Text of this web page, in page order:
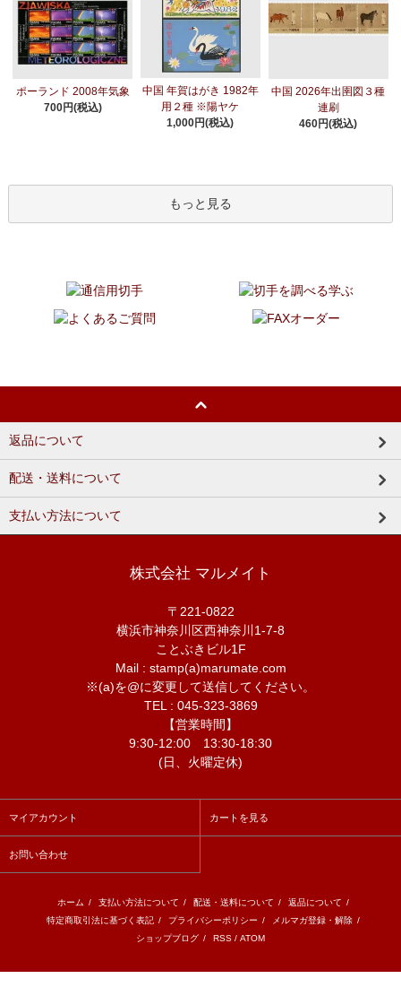
ポーランド 2008年気象
700円(税込)
中国 年賀はがき 1982年
用２種 ※陽ヤケ
1,000円(税込)
中国 2026年出圉図３種
連刷
460円(税込)
もっと見る
返品について
配送・送料について
支払い方法について
株式会社 マルメイト
〒221-0822
横浜市神奈川区西神奈川1-7-8
ことぶきビル1F
Mail : stamp(a)marumate.com
※(a)を@に変更して送信してください。
TEL : 045-323-3869
【営業時間】
9:30-12:00 13:30-18:30
(日、火曜定休)
マイアカウント カートを見る
お問い合わせ
ホーム / 支払い方法について / 配送・送料について / 返品について /
特定商取引法に基づく表記 / プライバシーポリシー / メルマガ登録・解除 /
ショップブログ / RSS / ATOM